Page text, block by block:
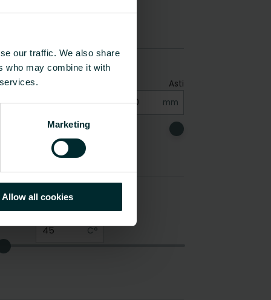
our traffic. We also share
who may combine it with
Marketing
Allow all cookies